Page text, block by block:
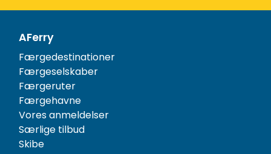
AFerry
Færgedestinationer
Færgeselskaber
Færgeruter
Færgehavne
Vores anmeldelser
Særlige tilbud
Skibe